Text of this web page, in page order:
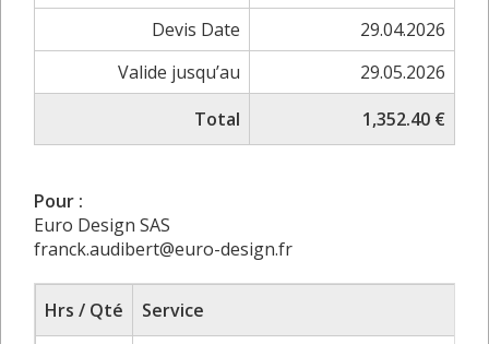
Devis Date
29.04.2026
Valide jusqu’au
29.05.2026
Total
1,352.40 €
Pour :
Euro Design SAS
franck.audibert@euro-design.fr
Hrs / Qté
Service